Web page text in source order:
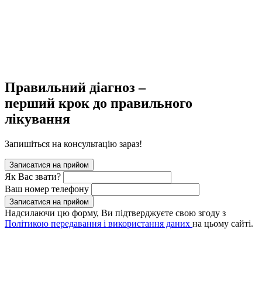
Правильний діагноз –
перший крок до правильного
лікування
Запишіться на консультацію зараз!
Записатися на прийом
Як Вас звати?
Ваш номер телефону
Записатися на прийом
Надсилаючи цю форму, Ви підтверджуєте свою згоду з
Політикою передавання і використання даних на цьому сайті.